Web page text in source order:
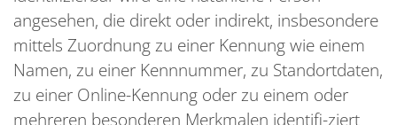
angesehen, die direkt oder indirekt, insbesondere
mittels Zuordnung zu einer Kennung wie einem
Namen, zu einer Kennnummer, zu Standortdaten,
zu einer Online-Kennung oder zu einem oder
mehreren besonderen Merkmalen identifi-ziert